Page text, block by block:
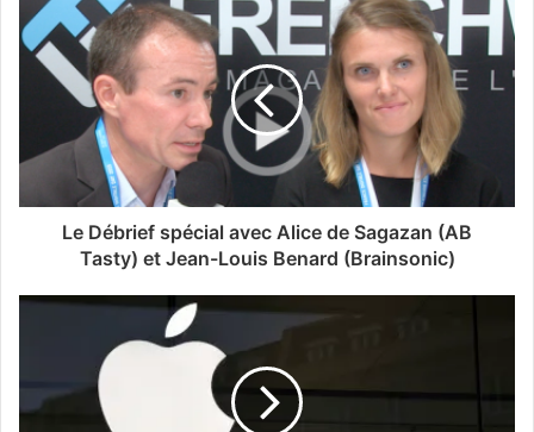
Le Débrief spécial avec Alice de Sagazan (AB
Tasty) et Jean-Louis Benard (Brainsonic)